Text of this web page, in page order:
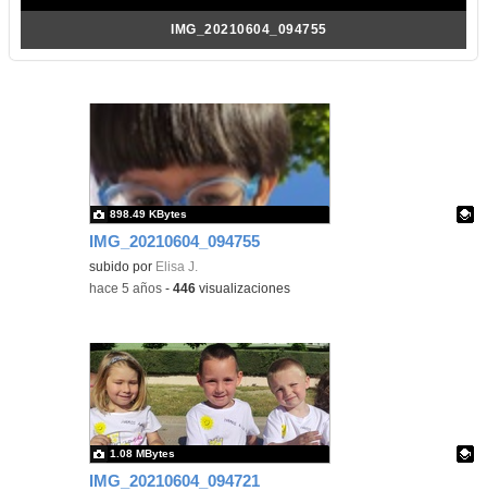
IMG_20210604_094755
IMG_20210604_094755
Contenido educativo.
subido por Elisa J.
898.49 KBytes
-hace 5 años -446 visualizaciones
IMG_20210604_094721
1.08 MBytes